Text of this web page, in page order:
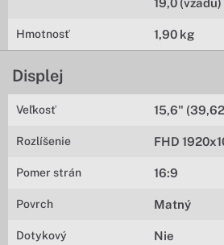
19,0 (vzadu)
Hmotnosť 1,90 kg
Displej
Veľkosť 15,6"
Rozlíšenie FHD
Pomer strán 16:9
Povrch Matný
Dotykový Nie